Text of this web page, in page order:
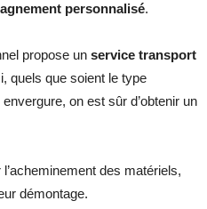
personnalisé.
propose un service transport
quels que soient le type
on est sûr d’obtenir un
des matériels,
démontage.